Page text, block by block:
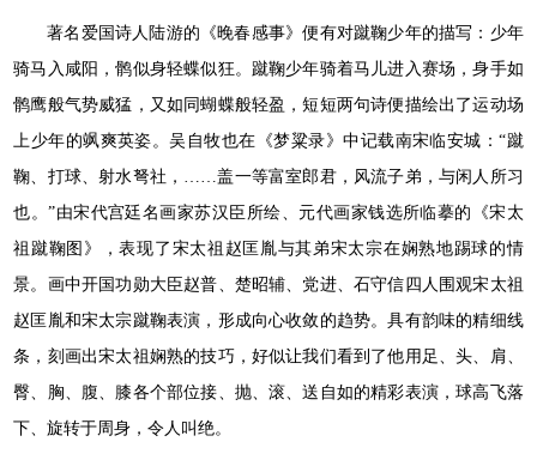
著名爱国诗人陆游的《晚春感事》便有对蹴鞠少年的描写：少年
骑马入咸阳，鹘似身轻蝶似狂。蹴鞠少年骑着马儿进入赛场，身手如
鹘鹰般气势威猛，又如同蝴蝶般轻盈，短短两句诗便描绘出了运动场
上少年的飒爽英姿。吴自牧也在《梦粱录》中记载南宋临安城：“蹴
鞠、打球、射水弩社，……盖一等富室郎君，风流子弟，与闲人所习
也。”由宋代宫廷名画家苏汉臣所绘、元代画家钱选所临摹的《宋太
祖蹴鞠图》，表现了宋太祖赵匡胤与其弟宋太宗在娴熟地踢球的情
景。画中开国功勋大臣赵普、楚昭辅、党进、石守信四人围观宋太祖
赵匡胤和宋太宗蹴鞠表演，形成向心收敛的趋势。具有韵味的精细线
条，刻画出宋太祖娴熟的技巧，好似让我们看到了他用足、头、肩、
臀、胸、腹、膝各个部位接、抛、滚、送自如的精彩表演，球高飞落
下、旋转于周身，令人叫绝。